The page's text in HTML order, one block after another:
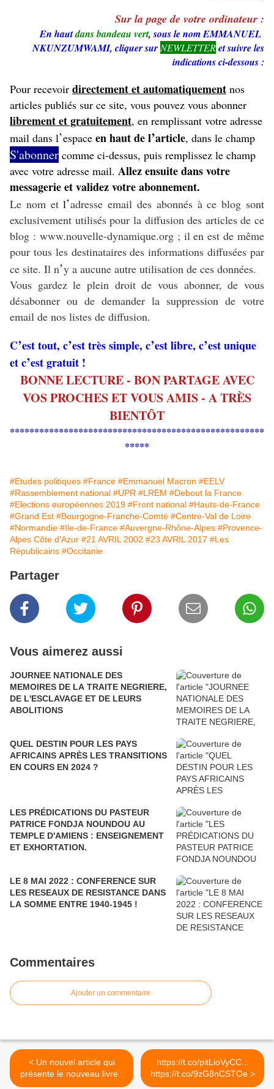
Sur la page de votre ordinateur :
En hautdans bandeau vert, sous le nom EMMANUEL
NKUNZUMWAMI, cliquer sur NEWLETTERet suivre les
indications ci-dessous :
Pour recevoir directement et automatiquement nos
articles publiés sur ce site, vous pouvez vous abonner
librement et gratuitement, en remplissant votre adresse
mail dans l’espace en haut de l’article, dans le champ
S'abonner comme ci-dessus, puis remplissez le champ
avec votre adresse mail. Allez ensuite dans votre
messagerie et validez votre abonnement.
Le nom etl’adresse email des abonnés à ce blog sont
exclusivement utilisés pour la diffusion des articles de ce
blog : www.nouvelle-dynamique.org ; il en est de même
pour tous les destinataires des informations diffusées par
ce site. Il n’y a aucune autre utilisation de ces données.
Vous gardez le plein droit de vous abonner, de vous
désabonner ou de demander la suppression de votre
email de nos listes de diffusion.
C’est tout, c’est très simple, c’est libre, c’est unique
et c’est gratuit !
BONNE LECTURE - BON PARTAGE AVEC
VOS PROCHES ET VOUS AMIS - A TRÈS
BIENTÔT
****************************************************
*****
#Etudes politiques #France #Emmanuel Macron #EELV
#Rassemblement national #UPR #LREM #Debout la France
#Elections européennes 2019 #Front national #Hauts-de-France
#Grand Est #Bourgogne-Franche-Comté #Centre-Val de Loire
#Normandie #Ile-de-France #Auvergne-Rhône-Alpes #Provence-
Alpes Côte d'Azur #21 AVRIL 2002 #23 AVRIL 2017 #Les
Républicains #Occitanie
Partager
Vous aimerez aussi
JOURNEE NATIONALE DES
MEMOIRES DE LA TRAITE NEGRIERE,
DE L'ESCLAVAGE ET DE LEURS
ABOLITIONS
QUEL DESTIN POUR LES PAYS
AFRICAINS APRÈS LES TRANSITIONS
EN COURS EN 2024 ?
LES PRÉDICATIONS DU PASTEUR
PATRICE FONDJA NOUNDOU AU
TEMPLE D'AMIENS : ENSEIGNEMENT
ET EXHORTATION.
LE 8 MAI 2022 : CONFERENCE SUR
LES RESEAUX DE RESISTANCE DANS
LA SOMME ENTRE 1940-1945 !
Commentaires
Ajouter un commentaire
< Un nouvel article qui
présente le nouveau livre :
https://t.co/pitLioVyCC...
https://t.co/9zG8nCSTOe >